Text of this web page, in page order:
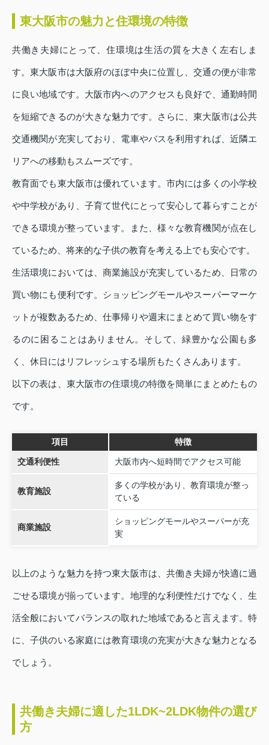
東大阪市の魅力と住環境の特徴
共働き夫婦にとって、住環境は生活の質を大きく左右しま
す。東大阪市は大阪府のほぼ中央に位置し、交通の便が非常
に良い地域です。大阪市内へのアクセスも良好で、通勤時間
を短縮できるのが大きな魅力です。さらに、東大阪市は公共
交通機関が充実しており、電車やバスを利用すれば、近隣エ
リアへの移動もスムーズです。
教育面でも東大阪市は優れています。市内には多くの小学校
や中学校があり、子育て世代にとって安心して暮らすことが
できる環境が整っています。また、様々な教育機関が点在し
ているため、将来的な子供の教育を考える上でも安心です。
生活環境においては、商業施設が充実しているため、日常の
買い物にも便利です。ショッピングモールやスーパーマーケ
ットが複数あるため、仕事帰りや週末にまとめて買い物をす
るのに困ることはありません。そして、緑豊かな公園も多
く、休日にはリフレッシュする場所もたくさんあります。
以下の表は、東大阪市の住環境の特徴を簡単にまとめたもの
です。
項目 特徴
交通利便性 大阪市内へ短時間でアクセス可能
教育施設
多くの学校があり、教育環境が整っ
ている
商業施設
ショッピングモールやスーパーが充
実
以上のような魅力を持つ東大阪市は、共働き夫婦が快適に過
ごせる環境が揃っています。地理的な利便性だけでなく、生
活全般においてバランスの取れた地域であると言えます。特
に、子供のいる家庭には教育環境の充実が大きな魅力となる
でしょう。
共働き夫婦に適した1LDK~2LDK物件の選び
方